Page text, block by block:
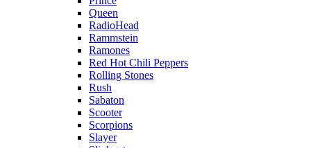
Queen
RadioHead
Rammstein
Ramones
Red Hot Chili Peppers
Rolling Stones
Rush
Sabaton
Scooter
Scorpions
Slayer